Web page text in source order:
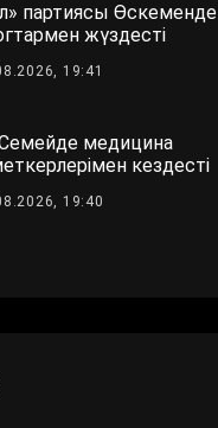
партиясы Өскеменде
жүздесті
19:41
медицина
кездесті
19:40